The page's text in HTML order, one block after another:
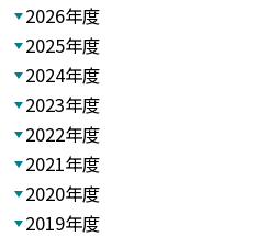
2026年度
2025年度
2024年度
2023年度
2022年度
2021年度
2020年度
2019年度